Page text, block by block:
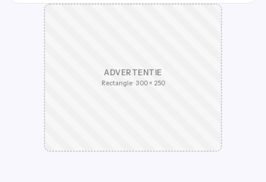
ADVERTENTIE
Rectangle · 300 × 250